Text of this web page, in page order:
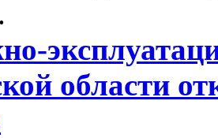
области